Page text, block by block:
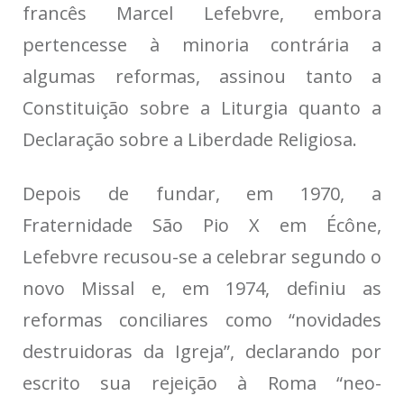
francês Marcel Lefebvre, embora
pertencesse à minoria contrária a
algumas reformas, assinou tanto a
Constituição sobre a Liturgia quanto a
Declaração sobre a Liberdade Religiosa.
Depois de fundar, em 1970, a
Fraternidade São Pio X em Écône,
Lefebvre recusou-se a celebrar segundo o
novo Missal e, em 1974, definiu as
reformas conciliares como “novidades
destruidoras da Igreja”, declarando por
escrito sua rejeição à Roma “neo-